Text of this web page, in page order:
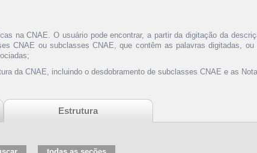
na CNAE. O usuário pode encontrar, a partir da digitação da
CNAE ou subclasses CNAE, que contêm as palavras digitadas,
da CNAE, incluindo o desdobramento de subclasses CNAE e as
Estrutura